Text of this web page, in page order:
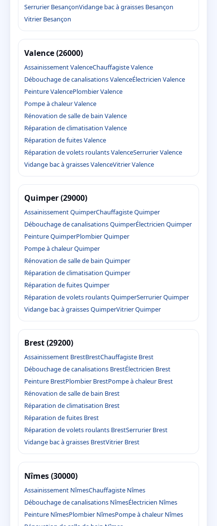
Serrurier BesançonVidange bac à graisses Besançon
Vitrier Besançon
Valence (26000)
Assainissement ValenceChauffagiste Valence
Débouchage de canalisations ValenceÉlectricien Valence
Peinture ValencePlombier Valence
Pompe à chaleur Valence
Rénovation de salle de bain Valence
Réparation de climatisation Valence
Réparation de fuites Valence
Réparation de volets roulants ValenceSerrurier Valence
Vidange bac à graisses ValenceVitrier Valence
Quimper (29000)
Assainissement QuimperChauffagiste Quimper
Débouchage de canalisations QuimperÉlectricien Quimper
Peinture QuimperPlombier Quimper
Pompe à chaleur Quimper
Rénovation de salle de bain Quimper
Réparation de climatisation Quimper
Réparation de fuites Quimper
Réparation de volets roulants QuimperSerrurier Quimper
Vidange bac à graisses QuimperVitrier Quimper
Brest (29200)
Assainissement BrestBrestChauffagiste Brest
Débouchage de canalisations BrestÉlectricien Brest
Peinture BrestPlombier BrestPompe à chaleur Brest
Rénovation de salle de bain Brest
Réparation de climatisation Brest
Réparation de fuites Brest
Réparation de volets roulants BrestSerrurier Brest
Vidange bac à graisses BrestVitrier Brest
Nîmes (30000)
Assainissement NîmesChauffagiste Nîmes
Débouchage de canalisations NîmesÉlectricien Nîmes
Peinture NîmesPlombier NîmesPompe à chaleur Nîmes